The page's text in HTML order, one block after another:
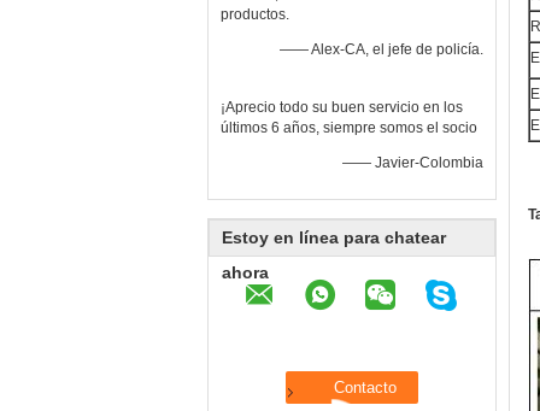
productos.
—— Alex-CA, el jefe de policía.
¡Aprecio todo su buen servicio en los
últimos 6 años, siempre somos el socio
—— Javier-Colombia
Estoy en línea para chatear
ahora